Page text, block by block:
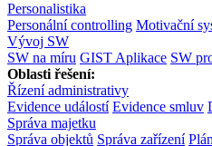
Personalistika
Personální controlling Motivační
Vývoj SW
SW na míru GIST Aplikace SW
Oblasti řešení:
Řízení administrativy
Evidence událostí Evidence smluv
Správa majetku
Správa objektů Správa zařízení